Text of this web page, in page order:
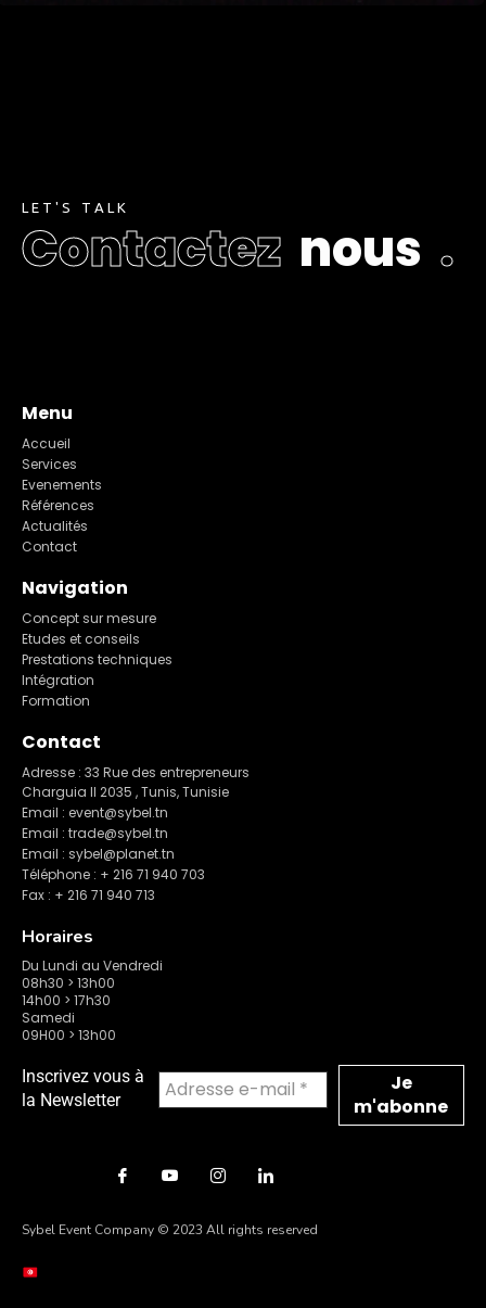
L E T ' S T A L K
Contactez nous .
Menu
Accueil
Services
Evenements
Références
Actualités
Contact
Navigation
Concept sur mesure
Etudes et conseils
Prestations techniques
Intégration
Formation
Contact
Adresse : 33 Rue des entrepreneurs
Charguia II 2035 , Tunis, Tunisie
Email : event@sybel.tn
Email : trade@sybel.tn
Email : sybel@planet.tn
Téléphone : + 216 71 940 703
Fax : + 216 71 940 713
Horaires
Du Lundi au Vendredi
08h30 > 13h00
14h00 > 17h30
Samedi
09H00 > 13h00
Inscrivez vous à
la Newsletter
Sybel Event Company © 2023 All rights reserved